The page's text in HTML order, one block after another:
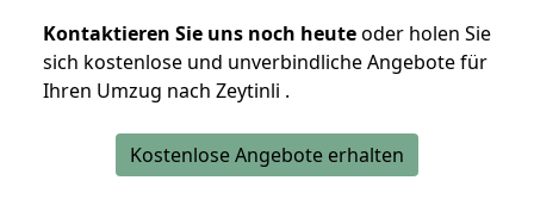
Kontaktieren Sie uns noch heuteoder holen Sie
sich kostenlose und unverbindliche Angebote für
Ihren Umzug nach Zeytinli .
Kostenlose Angebote erhalten